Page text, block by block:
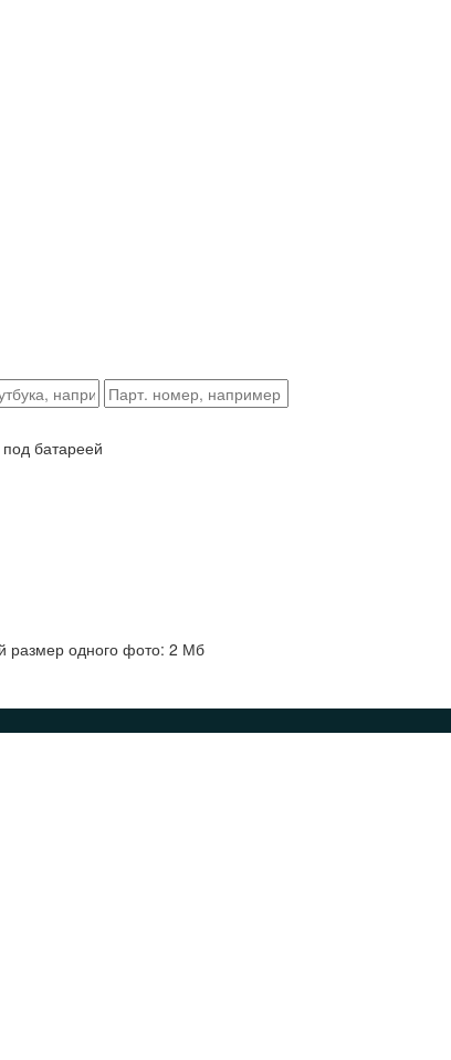
батареей
размер одного фото: 2 Мб